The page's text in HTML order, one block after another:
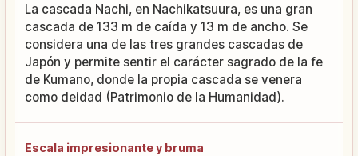
La cascada Nachi, en Nachikatsuura, es una gran
cascada de 133 m de caída y 13 m de ancho. Se
considera una de las tres grandes cascadas de
Japón y permite sentir el carácter sagrado de la fe
de Kumano, donde la propia cascada se venera
como deidad (Patrimonio de la Humanidad).
Escala impresionante y bruma